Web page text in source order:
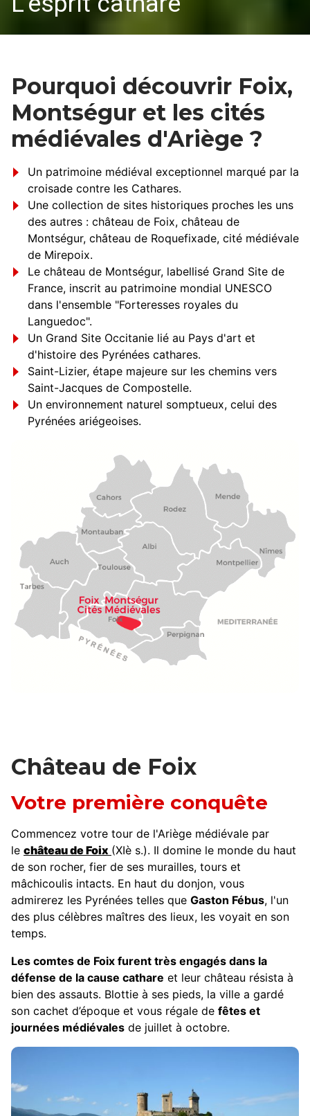
Pourquoi découvrir Foix,
Montségur et les cités
médiévales d'Ariège ?
Un patrimoine médiéval exceptionnel marqué par la
croisade contre les Cathares.
Une collection de sites historiques proches les uns
des autres : château de Foix, château de
Montségur, château de Roquefixade, cité médiévale
de Mirepoix.
Le château de Montségur, labellisé Grand Site de
France, inscrit au patrimoine mondial UNESCO
dans l'ensemble "Forteresses royales du
Languedoc".
Un Grand Site Occitanie lié au Pays d'art et
d'histoire des Pyrénées cathares.
Saint-Lizier, étape majeure sur les chemins vers
Saint-Jacques de Compostelle.
Un environnement naturel somptueux, celui des
Pyrénées ariégeoises.
Château de Foix
Votre première conquête
Commencez votre tour de l'Ariège médiévale par
le château de Foix (XIè s.). Il domine le monde du haut
de son rocher, fier de ses murailles, tours et
mâchicoulis intacts. En haut du donjon, vous
admirerez les Pyrénées telles que Gaston Fébus, l'un
des plus célèbres maîtres des lieux, les voyait en son
temps.
Les comtes de Foix furent très engagés dans la
défense de la cause cathare et leur château résista à
bien des assauts. Blottie à ses pieds, la ville a gardé
son cachet d’époque et vous régale de fêtes et
journées médiévales de juillet à octobre.